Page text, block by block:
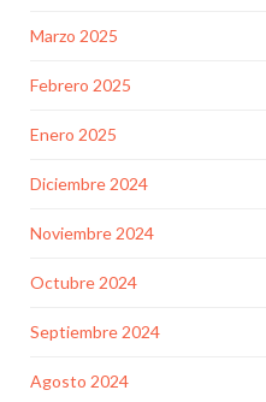
Marzo 2025
Febrero 2025
Enero 2025
Diciembre 2024
Noviembre 2024
Octubre 2024
Septiembre 2024
Agosto 2024